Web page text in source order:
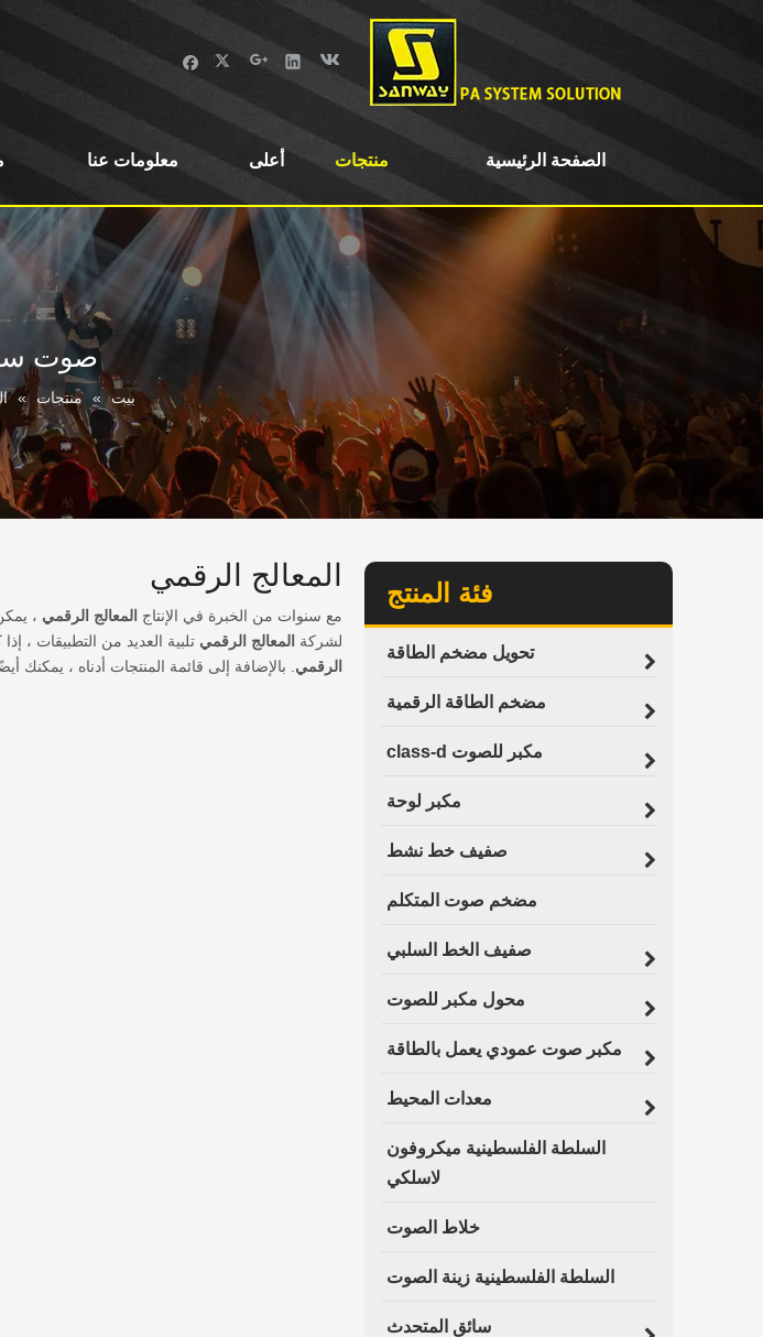
الصفحة الرئيسية منتجات أعلى معلومات عنا
صوت
بيت » منتجات »
فئة المنتج
تحويل مضخم الطاقة
مضخم الطاقة الرقمية
مكبر للصوت class-d
مكبر لوحة
صفيف خط نشط
مضخم صوت المتكلم
صفيف الخط السلبي
محول مكبر للصوت
مكبر صوت عمودي يعمل بالطاقة
معدات المحيط
السلطة الفلسطينية ميكروفون
لاسلكي
خلاط الصوت
السلطة الفلسطينية زينة الصوت
سائق المتحدث
المعالج الرقمي
مع سنوات من الخبرة في الإنتاج المعالج الرقمي ،
لشركة المعالج الرقمي تلبية العديد من التطبيقات
الرقمي . بالإضافة إلى قائمة المنتجات أدناه ، يمكنك